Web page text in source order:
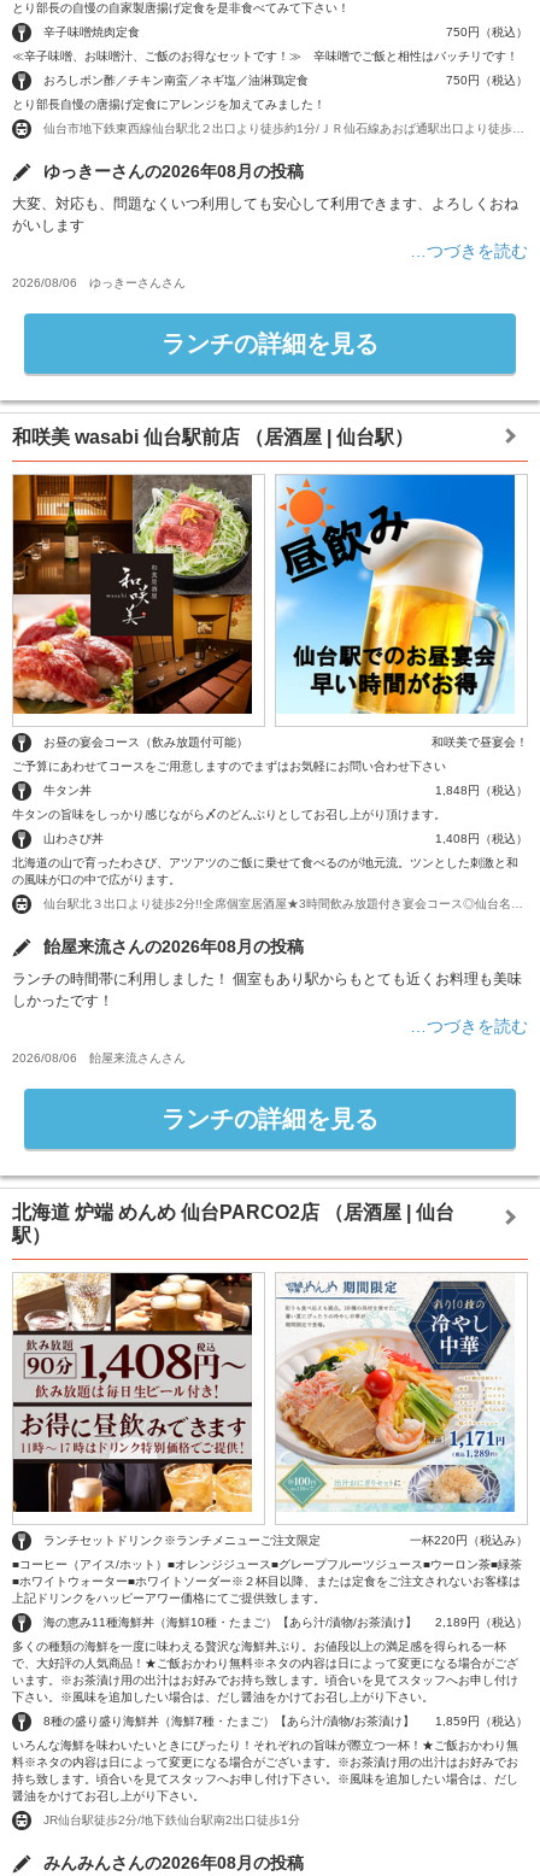
とり部長の自慢の自家製唐揚げ定食を是非食べてみて下さい！
辛子味噌焼肉定食
750円（税込）
≪辛子味噌、お味噌汁、ご飯のお得なセットです！≫ 辛味噌でご飯と相性はバッチリです！
おろしポン酢／チキン南蛮／ネギ塩／油淋鶏定食
750円（税込）
とり部長自慢の唐揚げ定食にアレンジを加えてみました！
ゆっきーさんの2026年08月の投稿
大変、対応も、問題なくいつ利用しても安心して利用できます、よろしくおね
がいします
…つづきを読む
2026/08/06 ゆっきーさん さん
ランチの詳細を見る
和咲美 wasabi 仙台駅前店 （居酒屋 | 仙台駅）
お昼の宴会コース（飲み放題付可能）
和咲美で昼宴会！
ご予算にあわせてコースをご用意しますのでまずはお気軽にお問い合わせ下さい
牛タン丼
1,848円（税込）
牛タンの旨味をしっかり感じながら〆のどんぶりとしてお召し上がり頂けます。
山わさび丼
1,408円（税込）
北海道の山で育ったわさび、アツアツのご飯に乗せて食べるのが地元流。ツンとした刺激と和
の風味が口の中で広がります。
飴屋来流さんの2026年08月の投稿
ランチの時間帯に利用しました！ 個室もあり駅からもとても近くお料理も美味
しかったです！
…つづきを読む
2026/08/06 飴屋来流さん さん
ランチの詳細を見る
北海道 炉端 めんめ 仙台PARCO2店
（居酒屋 | 仙台
駅）
ランチセットドリンク※ランチメニューご注文限定
一杯220円（税込み）
■コーヒー（アイス/ホット）■オレンジジュース■グレープフルーツジュース■ウーロン茶■緑茶
■ホワイトウォーター■ホワイトソーダー※２杯目以降、または定食をご注文されないお客様は
上記ドリンクをハッピーアワー価格にてご提供致します。
海の恵み11種海鮮丼（海鮮10種・たまご）【あら汁/漬物/お茶漬け】
2,189円（税込）
多くの種類の海鮮を一度に味わえる贅沢な海鮮丼ぶり。お値段以上の満足感を得られる一杯
で、大好評の人気商品！★ご飯おかわり無料※ネタの内容は日によって変更になる場合がござ
います。※お茶漬け用の出汁はお好みでお持ち致します。頃合いを見てスタッフへお申し付け
下さい。※風味を追加したい場合は、だし醤油をかけてお召し上がり下さい。
8種の盛り盛り海鮮丼（海鮮7種・たまご）【あら汁/漬物/お茶漬け】
1,859円（税込）
いろんな海鮮を味わいたいときにぴったり！それぞれの旨味が際立つ一杯！★ご飯おかわり無
料※ネタの内容は日によって変更になる場合がございます。※お茶漬け用の出汁はお好みでお
持ち致します。頃合いを見てスタッフへお申し付け下さい。※風味を追加したい場合は、だし
醤油をかけてお召し上がり下さい。
JR仙台駅徒歩2分/地下鉄仙台駅南2出口徒歩1分
みんみんさんの2026年08月の投稿